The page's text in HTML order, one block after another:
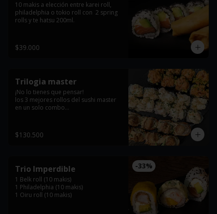
10 makis a elección entre karei roll,
philadelphia o tokio roll con  2 spring
rolls y te hatsu 200ml.
$39.000
Trilogia master
¡No lo tienes que pensar!
los 3 mejores rollos del sushi master
en un solo combo
artesanal, tartar de salmon, teriyaky y
cebollin.
maduro y queso philadelphia.
tiger roll: kanikama desmechado,
queso philadelphia, masago, ajonjoli,
dinamita, salmon apanado, teriyaky y
$130.500
-33%
Trio Imperdible
1 Belk roll (10 makis)
1 Philadelphia (10 makis)
1 Oiru roll (10 makis)